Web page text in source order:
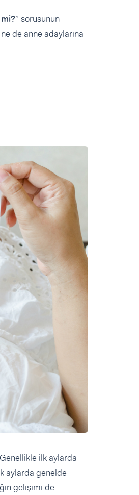
” sorusunun
de anne adaylarına
ilk aylarda
aylarda genelde
gelişimi de